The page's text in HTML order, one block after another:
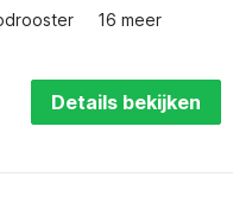
16 meer
Details bekijken